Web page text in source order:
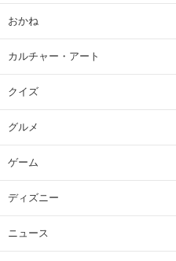
おかね
カルチャー・アート
クイズ
グルメ
ゲーム
ディズニー
ニュース